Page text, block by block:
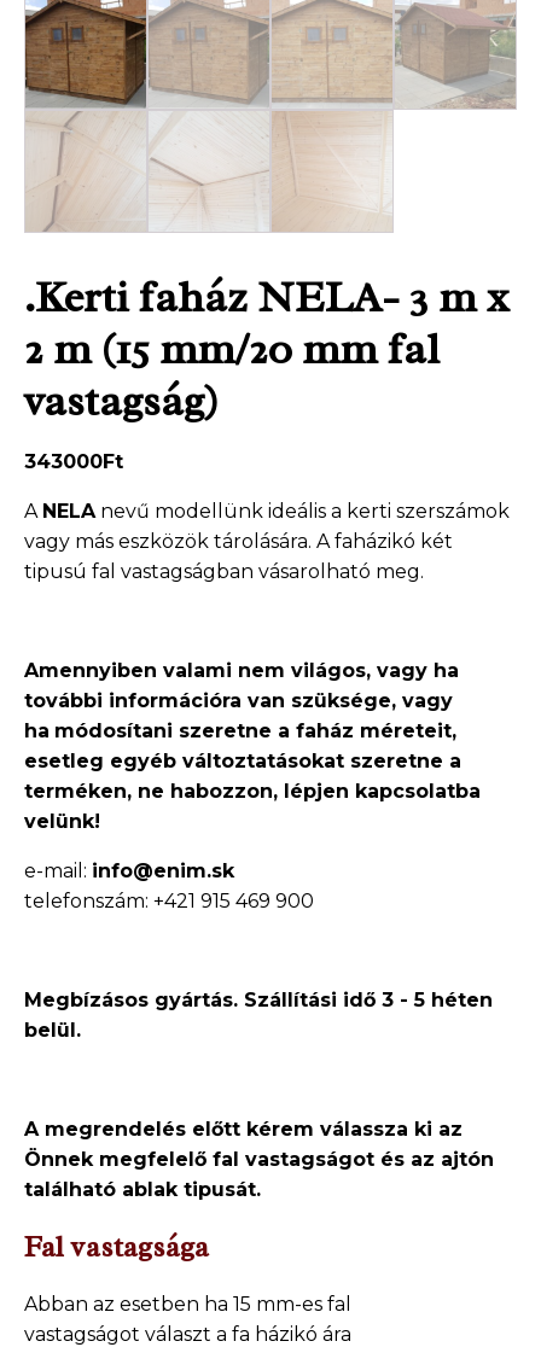
.Kerti faház NELA- 3 m x
2 m (15 mm/20 mm fal
vastagság)
343000Ft
A NELAnevű modellünk ideális a kerti szerszámok
vagy más eszközök tárolására. A faházikó két
tipusú fal vastagságban vásarolható meg.
Amennyiben valami nem világos, vagy ha
további információra van szüksége, vagy
ha módosítani szeretne a faház méreteit,
esetleg egyéb változtatásokat szeretne a
terméken, ne habozzon, lépjen kapcsolatba
velünk!
e-mail: info@enim.sk
telefonszám: +421 915 469 900
Megbízásos gyártás. Szállítási idő 3 - 5 héten
belül.
A megrendelés előtt kérem válassza ki az
Önnek megfelelő fal vastagságot és az ajtón
található ablak tipusát.
Fal vastagsága
Abban az esetben ha 15 mm-es fal
vastagságot választ a fa házikó ára